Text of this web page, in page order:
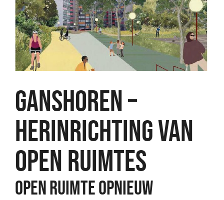
Ganshoren –
Herinrichting van
open ruimtes
OPEN RUIMTE OPNIEUW